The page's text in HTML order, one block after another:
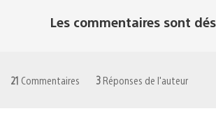
Les commentaires sont
21 Commentaires 3 Réponses de l'auteur